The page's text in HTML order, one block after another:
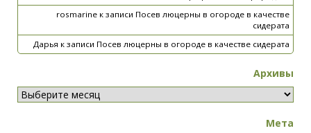
rosmarine к записи Посев люцерны в огороде в качестве
сидерата
Дарья к записи Посев люцерны в огороде в качестве сидерата
Архивы
Мета